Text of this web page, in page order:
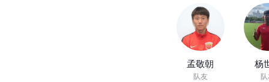
孟敬朝
队友
杨